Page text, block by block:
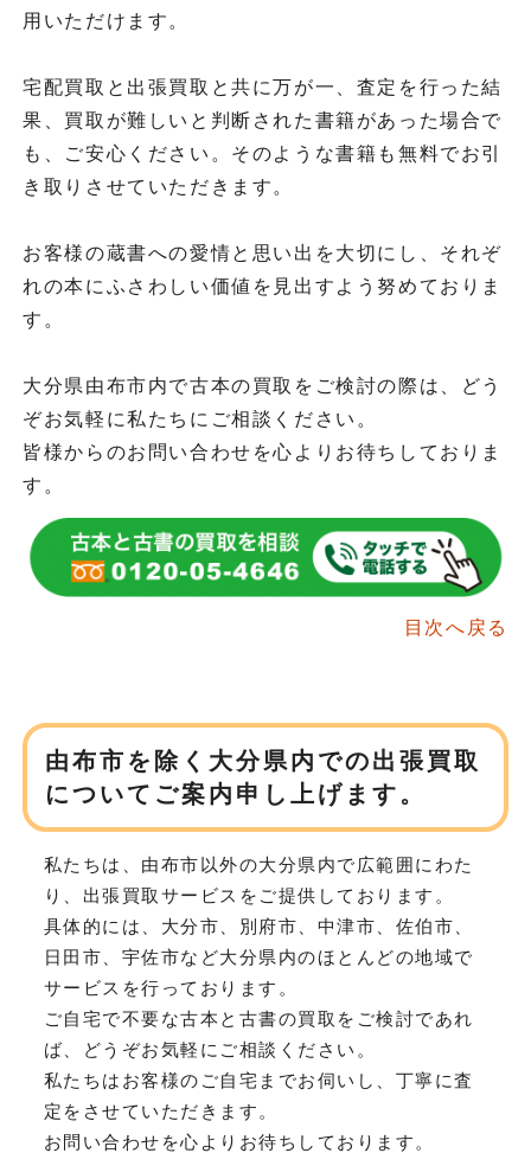
用いただけます。
宅配買取と出張買取と共に万が一、査定を行った結
果、買取が難しいと判断された書籍があった場合で
も、ご安心ください。そのような書籍も無料でお引
き取りさせていただきます。
お客様の蔵書への愛情と思い出を大切にし、それぞ
れの本にふさわしい価値を見出すよう努めておりま
す。
大分県由布市内で古本の買取をご検討の際は、どう
ぞお気軽に私たちにご相談ください。
皆様からのお問い合わせを心よりお待ちしておりま
す。
目次へ戻る
由布市を除く大分県内での出張買取
についてご案内申し上げます。
私たちは、由布市以外の大分県内で広範囲にわた
り、 出張買取サービスをご提供しております。
具体的には、大分市、別府市、中津市、佐伯市、
日田市、宇佐市など大分県内のほとんどの地域で
サービスを行っております。
ご自宅で不要な古本と古書の買取をご検討であれ
ば、どうぞお気軽にご相談ください。
私たちはお客様のご自宅までお伺いし、丁寧に査
定をさせていただきます。
お問い合わせを心よりお待ちしております。